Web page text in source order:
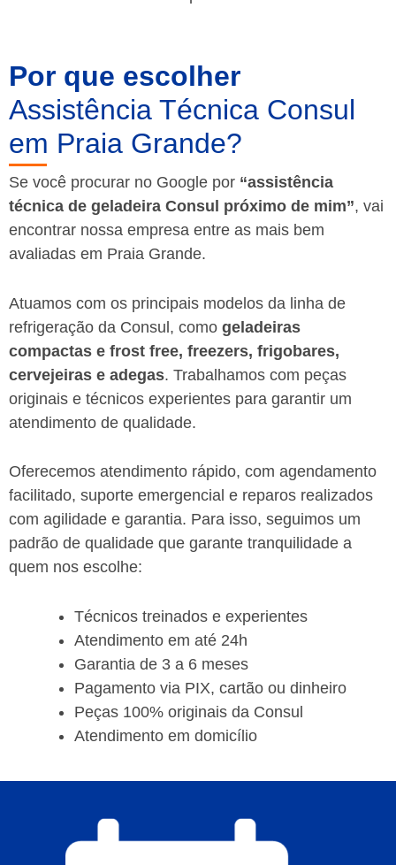
Por que escolher
Assistência Técnica Consul
em Praia Grande?
Se você procurar no Google por “assistência
técnica de geladeira Consul próximo de mim”, vai
encontrar nossa empresa entre as mais bem
avaliadas em Praia Grande.
Atuamos com os principais modelos da linha de
refrigeração da Consul, como geladeiras
compactas e frost free, freezers, frigobares,
cervejeiras e adegas. Trabalhamos com peças
originais e técnicos experientes para garantir um
atendimento de qualidade.
Oferecemos atendimento rápido, com agendamento
facilitado, suporte emergencial e reparos realizados
com agilidade e garantia. Para isso, seguimos um
padrão de qualidade que garante tranquilidade a
quem nos escolhe:
Técnicos treinados e experientes
Atendimento em até 24h
Garantia de 3 a 6 meses
Pagamento via PIX, cartão ou dinheiro
Peças 100% originais da Consul
Atendimento em domicílio